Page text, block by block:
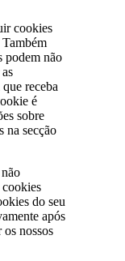
cookies
podem não
receba
é
sobre
na secção
cookies
do seu
após
nossos